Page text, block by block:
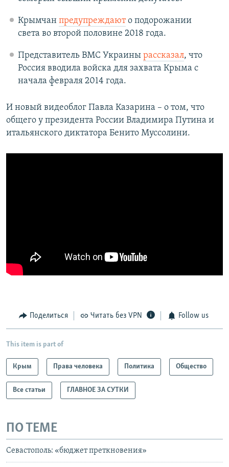
Крымчан предупреждаюто подорожании
света во второй половине 2018 года.
Представитель ВМС Украины рассказал, что
Россия вводила войска для захвата Крыма с
начала февраля 2014 года.
И новый видеоблог Павла Казарина – о том, что
общего у президента России Владимира Путина и
итальянского диктатора Бенито Муссолини.
Поделиться Читать без VPN Follow us
This item is part of
Крым Права человека Политика Общество
Все статьи ГЛАВНОЕ ЗА СУТКИ
ПО ТЕМЕ
Севастополь: «бюджет преткновения»